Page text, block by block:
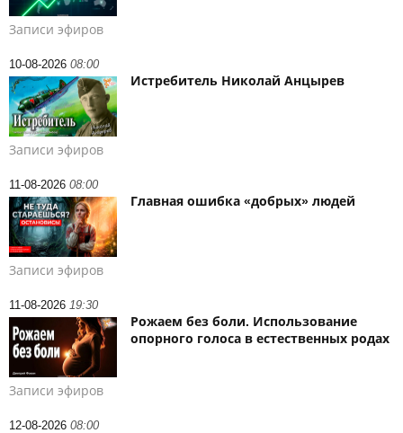
Записи эфиров
10-08-2026 08:00
Истребитель Николай Анцырев
Записи эфиров
11-08-2026 08:00
Главная ошибка «добрых» людей
Записи эфиров
11-08-2026 19:30
Рожаем без боли. Использование
опорного голоса в естественных родах
Записи эфиров
12-08-2026 08:00